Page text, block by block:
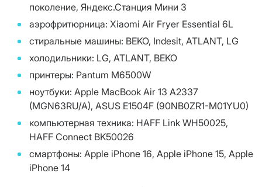
поколение, Яндекс.Станция Мини 3
аэрофритюрница: Xiaomi Air Fryer Essential 6L
стиральные машины: BEKO, Indesit, ATLANT, LG
холодильники: LG, ATLANT, BEKO
принтеры: Pantum M6500W
ноутбуки: Apple MacBook Air 13 A2337
(MGN63RU/A), ASUS E1504F (90NB0ZR1-M01YU0)
компьютерная техника: HAFF Link WH50025,
HAFF Connect BK50026
смартфоны: Apple iPhone 16, Apple iPhone 15, Apple
iPhone 14